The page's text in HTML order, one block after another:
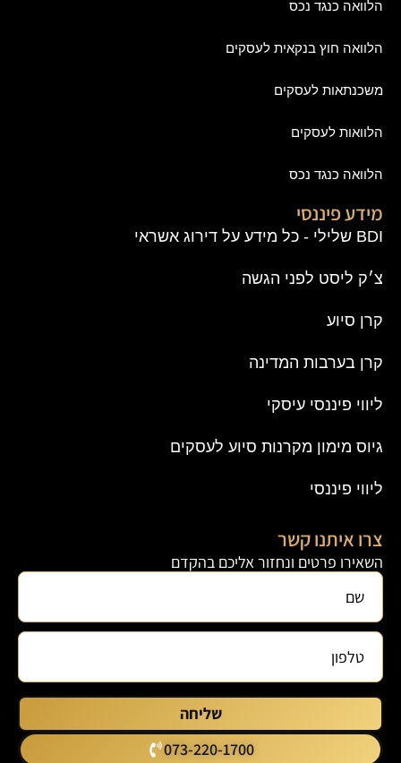
הלוואה כנגד נכס
הלוואה חוץ בנקאית לעסקים
משכנתאות לעסקים
הלוואות לעסקים
הלוואה כנגד נכס
מידע פיננסי
BDI שלילי - כל מידע על דירוג אשראי
צ׳ק ליסט לפני הגשה
קרן סיוע
קרן בערבות המדינה
ליווי פיננסי עיסקי
גיוס מימון מקרנות סיוע לעסקים
ליווי פיננסי
צרו איתנו קשר
השאירו פרטים ונחזור אליכם בהקדם
שליחה
073-220-1700